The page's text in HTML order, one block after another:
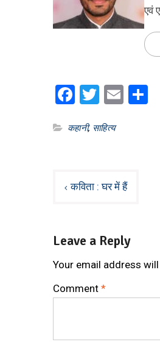
एवं
Facebook
Twitter
Email
कहानी, साहित्य
Postकविता : घर में हैं
Leave a Reply
Your email address
Comment *